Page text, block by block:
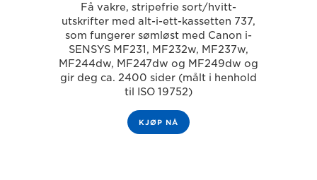
Få vakre, stripefrie sort/hvitt-
utskrifter med alt-i-ett-kassetten 737,
som fungerer sømløst med Canon i-
SENSYS MF231, MF232w, MF237w,
MF244dw, MF247dw og MF249dw og
gir deg ca. 2400 sider (målt i henhold
til ISO 19752)
KJØP NÅ